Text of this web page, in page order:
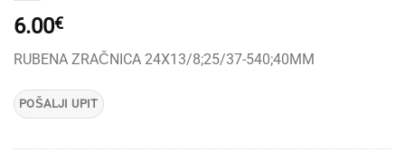
6.00€
RUBENA ZRAČNICA 24X13/8;25/37-540;40MM